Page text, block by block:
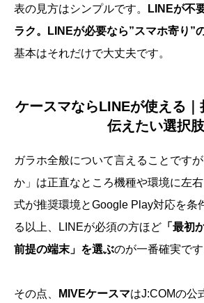
表の見方はシンプルです。
LINEが不
ラク。LINEが必要なら”スマホ寄り”
基本はそれだけで大丈夫です。
ケースマならLINEが使える
伝えたい選択肢
ガラホ全般について言えることです
か」は正直なところ機種や環境に左
式が推奨環境とGoogle Play対応を条
る以上、LINEが必須の方ほど 「最初
前提の端末」を選ぶのが一番確実です
その点、 MIVEケースマはJ:COMの公